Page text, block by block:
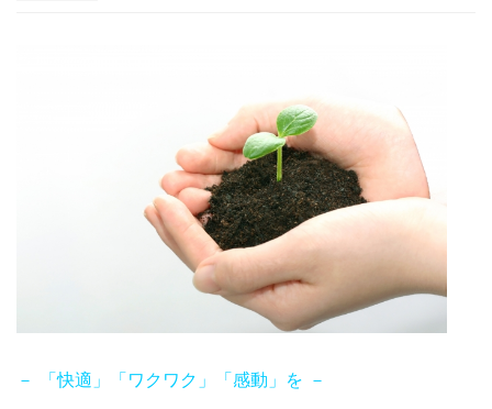
－ 「快適」「ワクワク」「感動」を －